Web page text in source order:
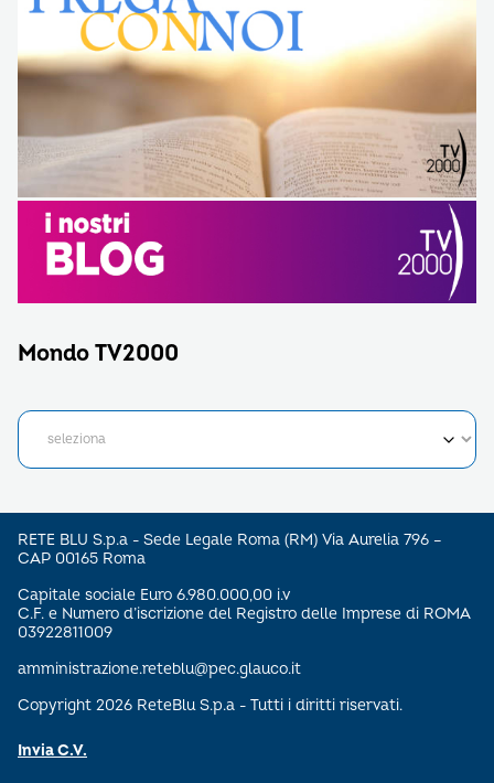
Mondo TV2000
RETE BLU S.p.a - Sede Legale Roma (RM) Via Aurelia 796 –
CAP 00165 Roma
Capitale sociale Euro 6.980.000,00 i.v
C.F. e Numero d’iscrizione del Registro delle Imprese di ROMA
03922811009
amministrazione.reteblu@pec.glauco.it
Copyright 2026 ReteBlu S.p.a - Tutti i diritti riservati.
Invia C.V.